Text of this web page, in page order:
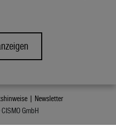
| Newsletter
GmbH